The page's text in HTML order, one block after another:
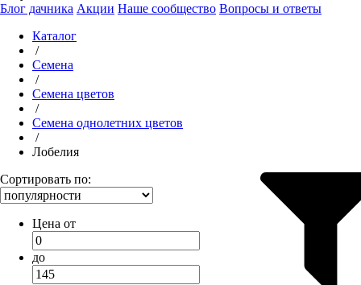
Блог дачника Акции Наше сообщество Вопросы и ответы
Каталог
/
Семена
/
Семена цветов
/
Семена однолетних цветов
/
Лобелия
Сортировать по:
Цена от
до